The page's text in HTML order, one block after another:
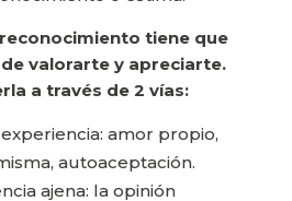
tiene que
valorarte y apreciarte.
a través de 2 vías:
amor propio,
autoaceptación.
ajena: la opinión